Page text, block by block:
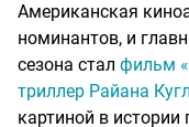
Американская
номинантов, и
сезона стал фильм
триллер Райана
картиной в